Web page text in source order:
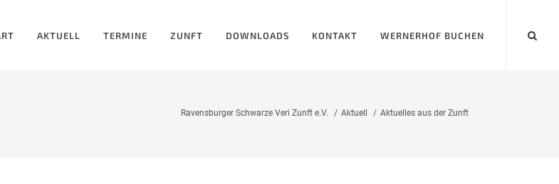
AKTUELL TERMINE ZUNFT DOWNLOADS KONTAKT WERNERHOF BUCHEN
Ravensburger Schwarze Veri Zunft e.V. Aktuell Aktuelles aus der Zunft